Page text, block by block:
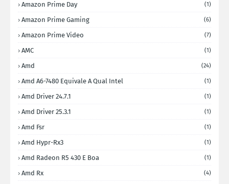
Amazon Prime Day (1)
Amazon Prime Gaming (6)
Amazon Prime Video (7)
AMC (1)
Amd (24)
Amd A6-7480 Equivale A Qual Intel (1)
Amd Driver 24.7.1 (1)
Amd Driver 25.3.1 (1)
Amd Fsr (1)
Amd Hypr-Rx3 (1)
Amd Radeon R5 430 E Boa (1)
Amd Rx (4)